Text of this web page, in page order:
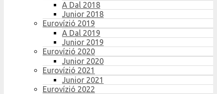
A Dal 2018
Junior 2018
Eurovízió 2019
A Dal 2019
Junior 2019
Eurovízió 2020
Junior 2020
Eurovízió 2021
Junior 2021
Eurovízió 2022